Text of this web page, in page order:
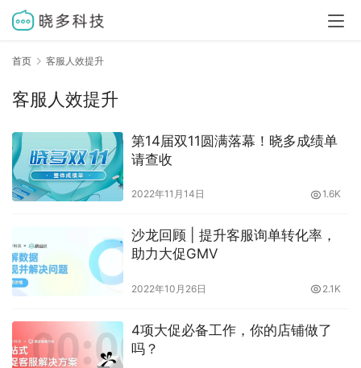
首页 客服人效提升
客服人效提升
第14届双11圆满落幕！晓多成绩单
请查收
2022年11月14日 1.6K
沙龙回顾 | 提升客服询单转化率，
助力大促GMV
2022年10月26日 2.1K
4项大促必备工作，你的店铺做了
吗？